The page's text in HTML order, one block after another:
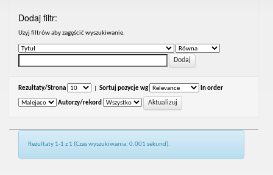
Dodaj filtr:
Uzyj filtrów aby zagęścić wyszukiwanie.
Rezultaty/Strona Sortuj pozycje wg In order
Autorzy/rekord
Rezultaty 1-1 z 1 (Czas wyszukiwania: 0.001 sekund).